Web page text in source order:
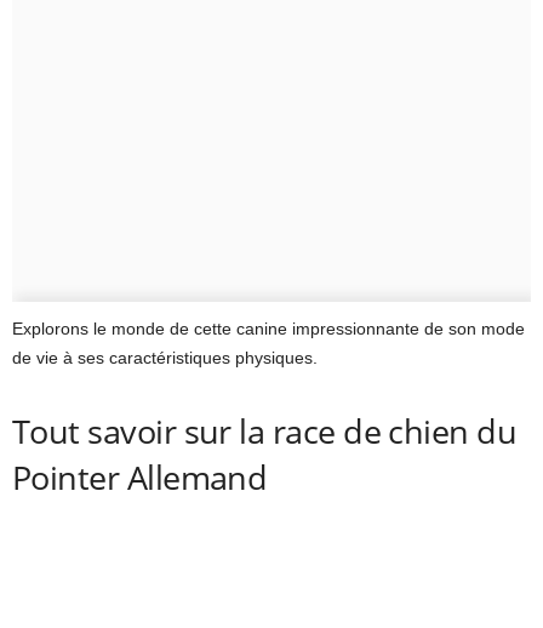
Explorons le monde de cette canine impressionnante de son mode
de vie à ses caractéristiques physiques.
Tout savoir sur la race de chien du
Pointer Allemand